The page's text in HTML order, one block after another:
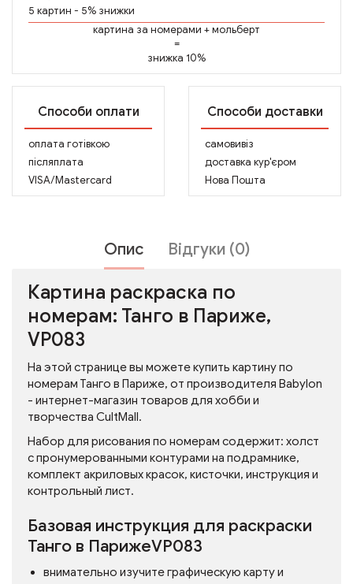
5 картин - 5% знижки
картина за номерами +мольберт
=
знижка 10%
Способи оплати
оплата готівкою
післяплата
VISA/Mastercard
Способи доставки
самовивіз
доставка кур'єром
Нова Пошта
Опис Відгуки (0)
Картина раскраска по
номерам: Танго в Париже,
VP083
На этой странице вы можете купить картину по
номерам Танго в Париже, от производителя Babylon
- интернет-магазин товаров для хобби и
творчества CultMall.
Набор для рисования по номерам содержит: холст
с пронумерованными контурами на подрамнике,
комплект акриловых красок, кисточки, инструкция и
контрольный лист.
Базовая инструкция для раскраски
Танго в ПарижеVP083
внимательно изучите графическую карту и